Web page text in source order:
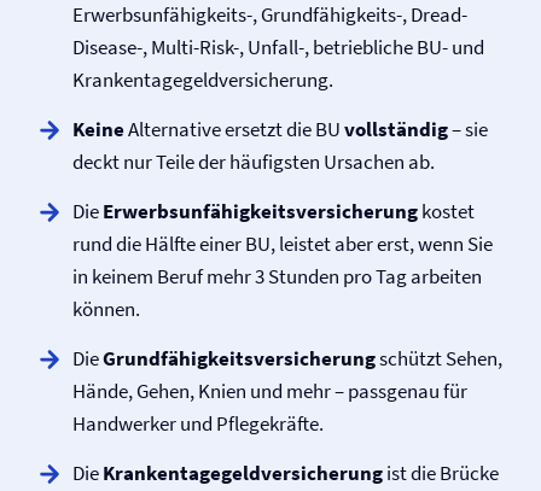
Erwerbsunfähigkeits-, Grundfähigkeits-, Dread-
Disease-, Multi-Risk-, Unfall-, betriebliche BU- und
Krankentagegeld­versicherung.
KeineAlternative ersetzt die BUvollständig– sie
deckt nur Teile der häufigsten Ursachen ab.
DieErwerbsunfähigkeits­versicherungkostet
rund die Hälfte einer BU, leistet aber erst, wenn Sie
in keinem Beruf mehr 3 Stunden pro Tag arbeiten
können.
DieGrundfähigkeits­versicherungschützt Sehen,
Hände, Gehen, Knien und mehr – passgenau für
Handwerker und Pflegekräfte.
DieKrankentagegeld­versicherungist die Brücke